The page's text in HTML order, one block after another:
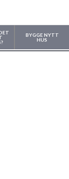
BYGGE NYTT
HUS